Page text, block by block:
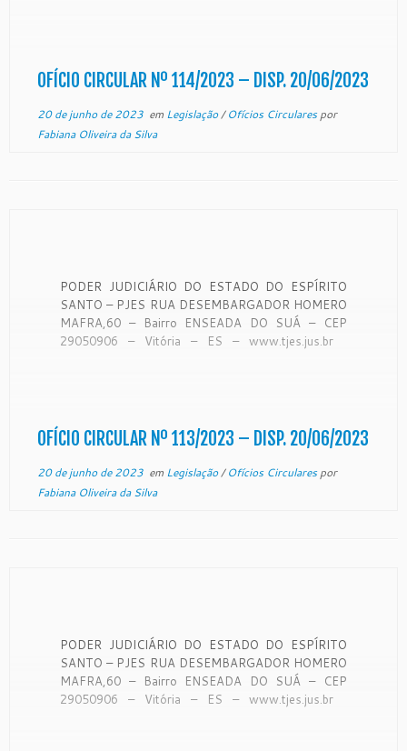
OFÍCIO CIRCULAR Nº 114/2023 – DISP. 20/06/2023
20 de junho de 2023em Legislação/Ofícios Circularespor
Fabiana Oliveira da Silva
PODER JUDICIÁRIO DO ESTADO DO ESPÍRITO
SANTO – PJES RUA DESEMBARGADOR HOMERO
MAFRA,60 – Bairro ENSEADA DO SUÁ – CEP
29050906 – Vitória – ES – www.tjes.jus.br
OFÍCIO CIRCULAR Nº 113/2023 – DISP. 20/06/2023
20 de junho de 2023em Legislação/Ofícios Circularespor
Fabiana Oliveira da Silva
PODER JUDICIÁRIO DO ESTADO DO ESPÍRITO
SANTO – PJES RUA DESEMBARGADOR HOMERO
MAFRA,60 – Bairro ENSEADA DO SUÁ – CEP
29050906 – Vitória – ES – www.tjes.jus.br